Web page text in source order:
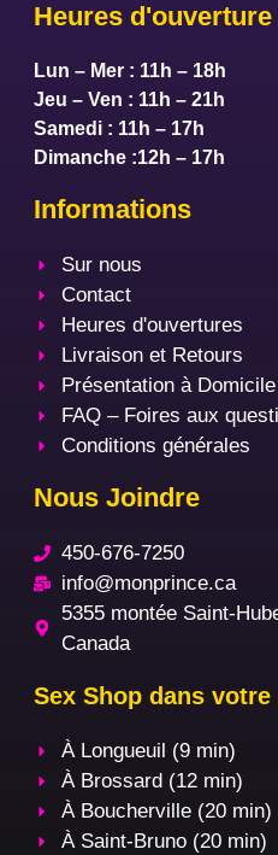
Heures d'ouverture
Lun – Mer : 11h – 18h
Jeu – Ven : 11h – 21h
Samedi : 11h – 17h
Dimanche :12h – 17h
Informations
Sur nous
Contact
Heures d'ouvertures
Livraison et Retours
Présentation à Domicile
FAQ – Foires aux
Conditions générales
Nous Joindre
450-676-7250
info@monprince.ca
5355 montée Saint-
Canada
Sex Shop dans
À Longueuil (9 min)
À Brossard (12 min)
À Boucherville (20 min)
À Saint-Bruno (20 min)